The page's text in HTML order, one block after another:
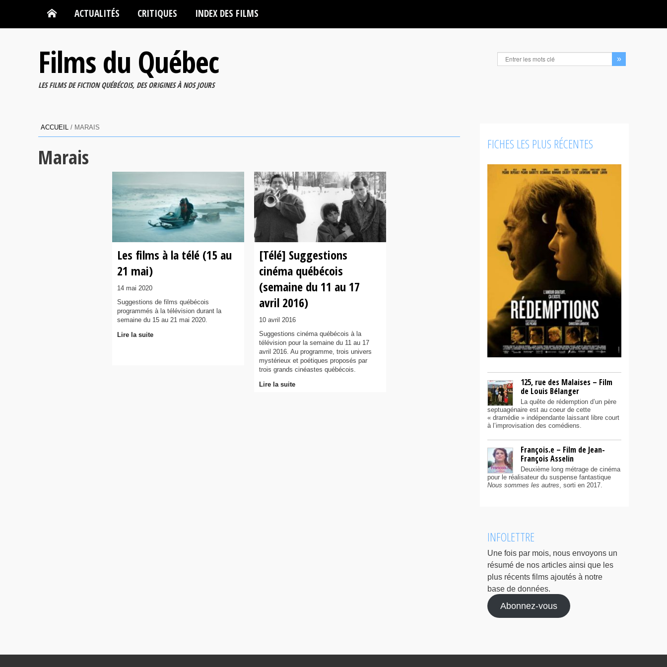
ACTUALITÉS CRITIQUES INDEX DES FILMS
Films du Québec
LES FILMS DE FICTION QUÉBÉCOIS, DES ORIGINES À NOS JOURS
ACCUEIL / MARAIS
Marais
Les films à la télé (15 au
21 mai)
14 mai 2020
Suggestions de films québécois
programmés à la télévision durant la
semaine du 15 au 21 mai 2020.
Lire la suite
[Télé] Suggestions
cinéma québécois
(semaine du 11 au 17
avril 2016)
10 avril 2016
Suggestions cinéma québécois à la
télévision pour la semaine du 11 au 17
avril 2016. Au programme, trois univers
mystérieux et poétiques proposés par
trois grands cinéastes québécois.
Lire la suite
FICHES LES PLUS RÉCENTES
125, rue des Malaises – Film
de Louis Bélanger
La quête de rédemption d’un père
septuagénaire est au coeur de cette
« dramédie » indépendante laissant libre court
à l’improvisation des comédiens.
François.e – Film de Jean-
François Asselin
Deuxième long métrage de cinéma
pour le réalisateur du suspense fantastique
Nous sommes les autres, sorti en 2017.
INFOLETTRE
Une fois par mois, nous envoyons un
résumé de nos articles ainsi que les
plus récents films ajoutés à notre
base de données.
Abonnez-vous